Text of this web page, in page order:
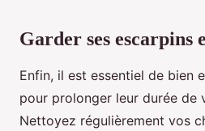
Garder ses escarpins
Enfin, il est essentiel de bien
pour prolonger leur durée de
Nettoyez régulièrement vos